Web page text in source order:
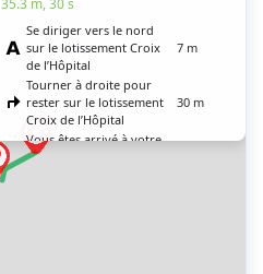
Se diriger vers le nord
sur le lotissement Croix
de l’Hôpital
7 m
Tourner à droite pour
rester sur le lotissement
Croix de l’Hôpital
30 m
Vous êtes arrivé à votre
destination